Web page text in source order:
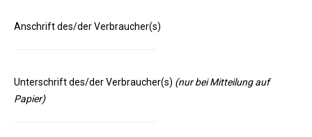
Anschrift des/der Verbraucher(s)
Unterschrift des/der Verbraucher(s) (nur bei Mitteilung auf
Papier)